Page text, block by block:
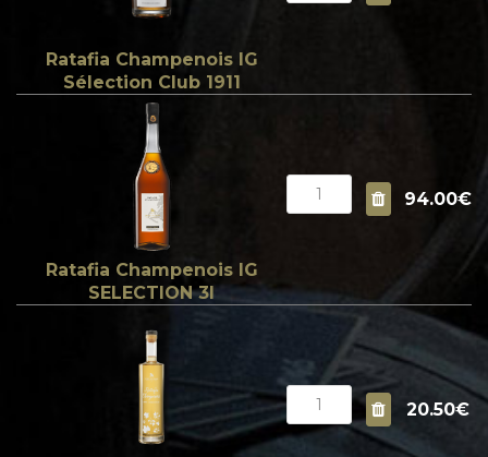
Ratafia Champenois IG
Sélection Club 1911
Ratafia Champenois IG
SELECTION 3l
94.00€
20.50€